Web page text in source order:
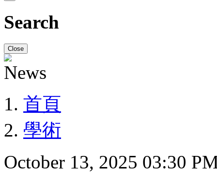
Search
Close
首頁
學術
October 13, 2025 03:30